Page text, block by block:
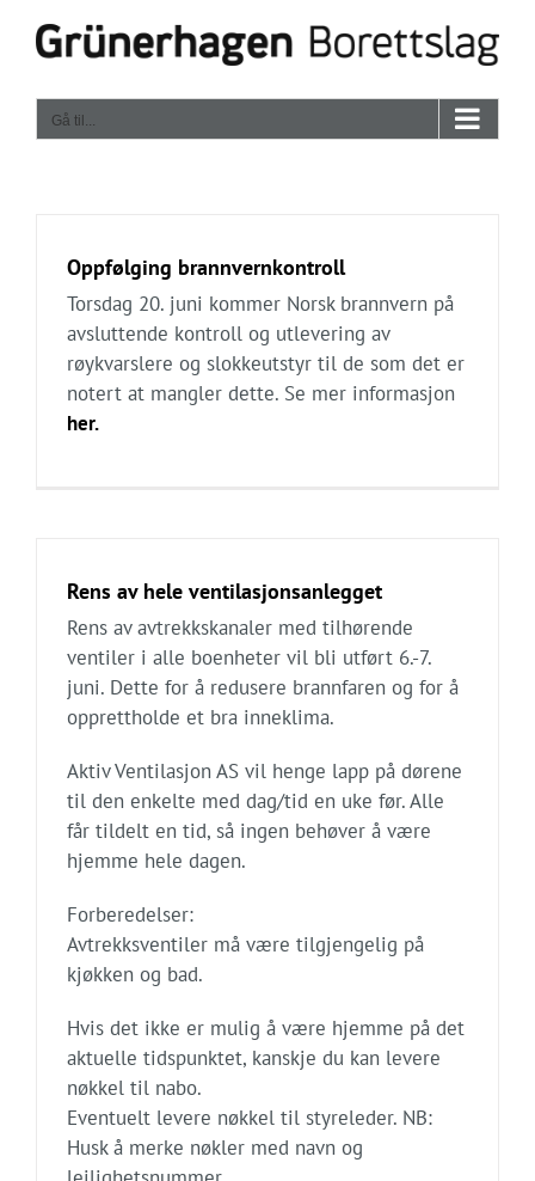
Gå til...
Oppfølging brannvernkontroll
Torsdag 20. juni kommer Norsk brannvern på
avsluttende kontroll og utlevering av
røykvarslere og slokkeutstyr til de som det er
notert at mangler dette. Se mer informasjon
her.
Rens av hele ventilasjonsanlegget
Rens av avtrekkskanaler med tilhørende
ventiler i alle boenheter vil bli utført 6.-7.
juni. Dette for å redusere brannfaren og for å
opprettholde et bra inneklima.
Aktiv Ventilasjon AS vil henge lapp på dørene
til den enkelte med dag/tid en uke før. Alle
får tildelt en tid, så ingen behøver å være
hjemme hele dagen.
Forberedelser:
Avtrekksventiler må være tilgjengelig på
kjøkken og bad.
Hvis det ikke er mulig å være hjemme på det
aktuelle tidspunktet, kanskje du kan levere
nøkkel til nabo.
Eventuelt levere nøkkel til styreleder. NB:
Husk å merke nøkler med navn og